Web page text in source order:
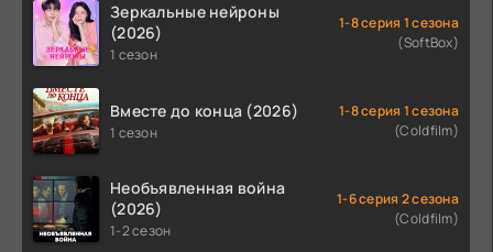
Зеркальные нейроны
(2026)
1 сезон
1-8 серия 1 сезона
(SoftBox)
Вместе до конца (2026)
1 сезон
1-8 серия 1 сезона
(Coldfilm)
Необъявленная война
(2026)
1-2 сезон
1-6 серия 2 сезона
(Coldfilm)